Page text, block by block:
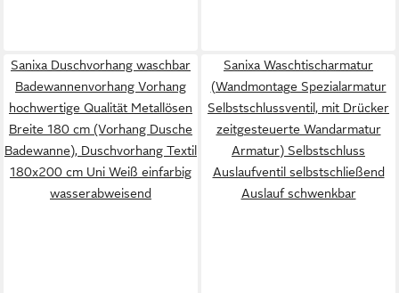
Sanixa Duschvorhang waschbar
Badewannenvorhang Vorhang
hochwertige Qualität Metallösen
Breite 180 cm (Vorhang Dusche
Badewanne), Duschvorhang Textil
180x200 cm Uni Weiß einfarbig
wasserabweisend
Sanixa Waschtischarmatur
(Wandmontage Spezialarmatur
Selbstschlussventil, mit Drücker
zeitgesteuerte Wandarmatur
Armatur) Selbstschluss
Auslaufventil selbstschließend
Auslauf schwenkbar